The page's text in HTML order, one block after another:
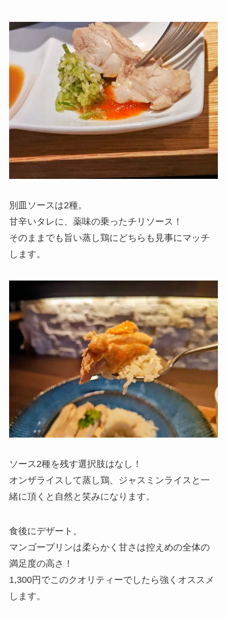
別皿ソースは2種。
甘辛いタレに、薬味の乗ったチリソース！
そのままでも旨い蒸し鶏にどちらも見事にマッチ
します。
ソース2種を残す選択肢はなし！
オンザライスして蒸し鶏、ジャスミンライスと一
緒に頂くと自然と笑みになります。
食後にデザート。
マンゴープリンは柔らかく甘さは控えめの全体の
満足度の高さ！
1,300円でこのクオリティーでしたら強くオススメ
します。